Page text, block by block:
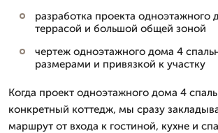
разработка проекта одноэтажного
террасой и большой общей зоной
чертеж одноэтажного дома 4
размерами и привязкой к участку
Когда проект одноэтажного дома 4
конкретный коттедж, мы сразу
маршрут от входа к гостиной, кухне и